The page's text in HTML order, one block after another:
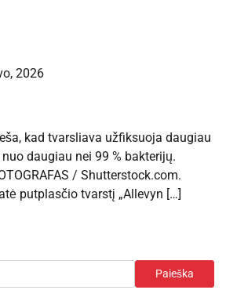
2026
kad tvarsliava užfiksuoja daugiau
daugiau nei 99 % bakterijų.
/ Shutterstock.com.
putplasčio tvarstį „Allevyn […]
Paieška